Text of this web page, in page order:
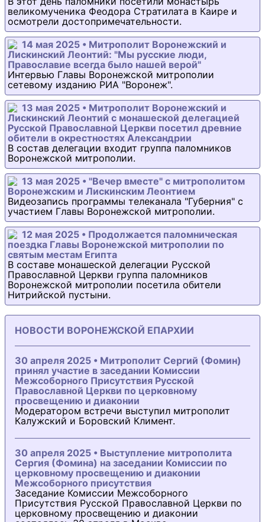
великомученика Феодора Стратилата в Каире и
осмотрели достопримечательности.
14 мая 2025 • Митрополит Воронежский и
Лискинский Леонтий: "Мы русские люди,
Православие всегда было нашей верой"
Интервью Главы Воронежской митрополии
сетевому изданию РИА "Воронеж".
13 мая 2025 • Митрополит Воронежский и
Лискинский Леонтий с монашеской делегацией
Русской Православной Церкви посетил древние
обители в окрестностях Александрии
В состав делегации входит группа паломников
Воронежской митрополии.
13 мая 2025 • "Вечер вместе" с митрополитом
Воронежским и Лискинским Леонтием
Видеозапись программы телеканала "Губерния" с
участием Главы Воронежской митрополии.
12 мая 2025 • Продолжается паломническая
поездка Главы Воронежской митрополии по
святым местам Египта
В составе монашеской делегации Русской
Православной Церкви группа паломников
Воронежской митрополии посетила обители
Нитрийской пустыни.
НОВОСТИ ВОРОНЕЖСКОЙ ЕПАРХИИ
30 апреля 2025 • Митрополит Сергий (Фомин)
принял участие в заседании Комиссии
Межсоборного Присутствия Русской
Православной Церкви по церковному
просвещению и диаконии
Модератором встречи выступил митрополит
Калужский и Боровский Климент.
30 апреля 2025 • Выступление митрополита
Сергия (Фомина) на заседании Комиссии по
церковному просвещению и диаконии
Межсоборного присутствия
Заседание Комиссии Межсоборного
Присутствия Русской Православной Церкви по
церковному просвещению и диаконии